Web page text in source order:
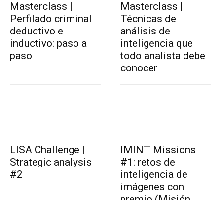
Masterclass |
Perfilado criminal
deductivo e
inductivo: paso a
paso
Masterclass |
Técnicas de
análisis de
inteligencia que
todo analista debe
conocer
LISA Challenge |
Strategic analysis
#2
IMINT Missions
#1: retos de
inteligencia de
imágenes con